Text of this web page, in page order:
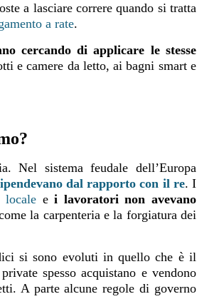
a lasciare correre quando si tratta
a rate.
cercando di applicare le stesse
e camere da letto, ai bagni smart e
Nel sistema feudale dell’Europa
dal rapporto con il re. I
locale e i lavoratori non avevano
la carpenteria e la forgiatura dei
si sono evoluti in quello che è il
spesso acquistano e vendono
A parte alcune regole di governo